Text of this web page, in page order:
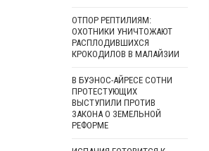
ОТПОР РЕПТИЛИЯМ:
ОХОТНИКИ УНИЧТОЖАЮТ
РАСПЛОДИВШИХСЯ
КРОКОДИЛОВ В МАЛАЙЗИИ
В БУЭНОС-АЙРЕСЕ СОТНИ
ПРОТЕСТУЮЩИХ
ВЫСТУПИЛИ ПРОТИВ
ЗАКОНА О ЗЕМЕЛЬНОЙ
РЕФОРМЕ